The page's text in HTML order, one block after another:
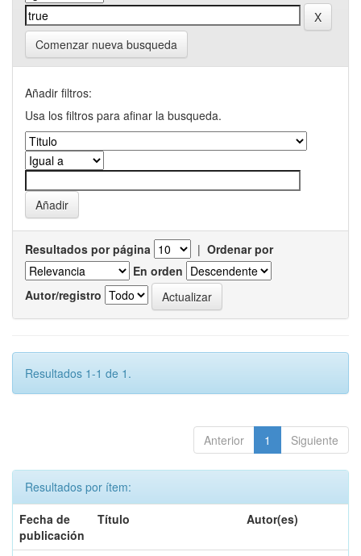
Comenzar nueva busqueda
Añadir filtros:
Usa los filtros para afinar la busqueda.
Resultados por página | Ordenar por
En orden
Autor/registro
Resultados 1-1 de 1.
Anterior 1 Siguiente
Resultados por ítem:
Fecha de
publicación
Título Autor(es)